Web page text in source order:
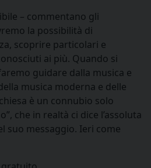
– commentano gli
la possibilità di
scoprire particolari e
ai più. Quando si
guidare dalla musica e
musica moderna e delle
è un connubio solo
che in realtà ci dice l’assoluta
suo messaggio. Ieri come